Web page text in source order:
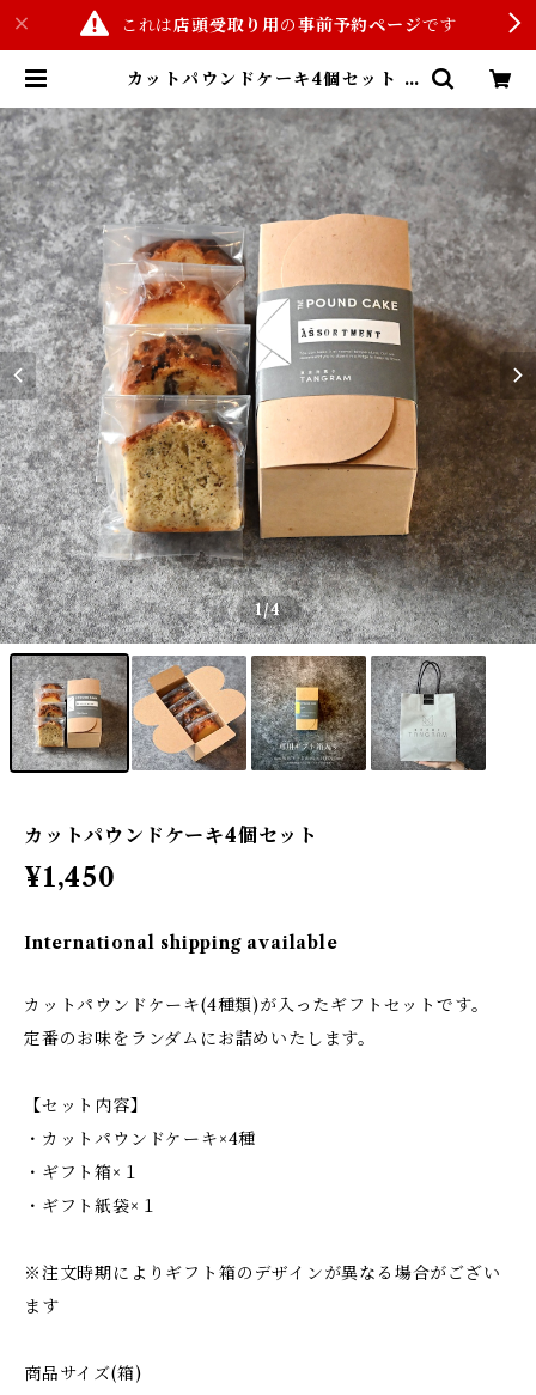
これは店頭受取り用の事前予約ページです
カットパウンドケーキ4個セット |
約サイト)
1/4
カットパウンドケーキ4個セット
¥1,450
International shipping available
カットパウンドケーキ(4種類)が入ったギフトセットです。
定番のお味をランダムにお詰めいたします。
【セット内容】
・カットパウンドケーキ×4種
・ギフト箱×１
・ギフト紙袋×１
※注文時期によりギフト箱のデザインが異なる場合がござい
ます
商品サイズ(箱)